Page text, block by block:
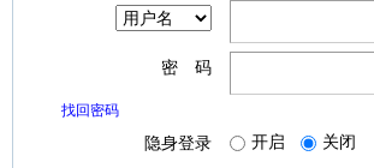
密 码
找回密码
隐身登录 开启 关闭